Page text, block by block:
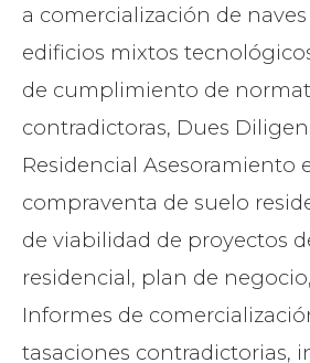
a comercialización de
edificios mixtos
de cumplimiento de
contradictoras, Dues
Residencial Asesoramiento
compraventa de suelo
de viabilidad de proyectos
residencial, plan de
Informes de
tasaciones contradictorias,